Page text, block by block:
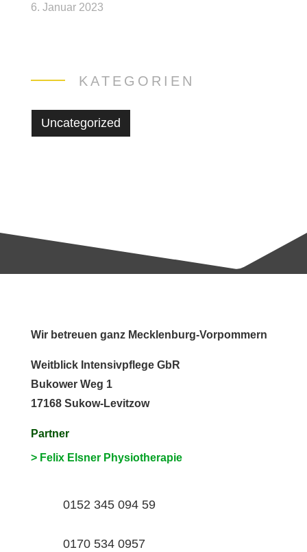
6. Januar 2023
KATEGORIEN
Uncategorized
Wir betreuen ganz Mecklenburg-Vorpommern
Weitblick Intensivpflege GbR
Bukower Weg 1
17168 Sukow-Levitzow
Partner
> Felix Elsner Physiotherapie
0152 345 094 59
0170 534 0957